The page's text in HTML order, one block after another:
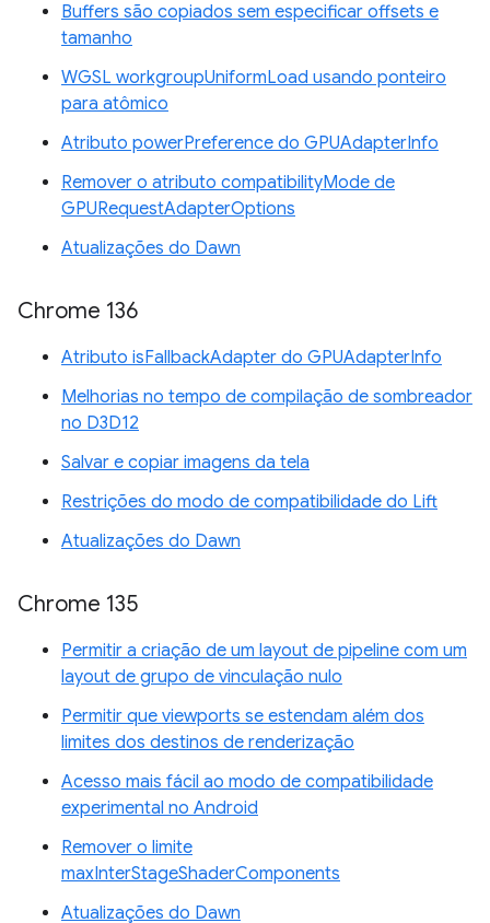
Buffers são copiados sem especificar offsets e
tamanho
WGSL workgroupUniformLoad usando ponteiro
para atômico
Atributo powerPreference do GPUAdapterInfo
Remover o atributo compatibilityMode de
GPURequestAdapterOptions
Atualizações do Dawn
Chrome 136
Atributo isFallbackAdapter do GPUAdapterInfo
Melhorias no tempo de compilação de sombreador
no D3D12
Salvar e copiar imagens da tela
Restrições do modo de compatibilidade do Lift
Atualizações do Dawn
Chrome 135
Permitir a criação de um layout de pipeline com um
layout de grupo de vinculação nulo
Permitir que viewports se estendam além dos
limites dos destinos de renderização
Acesso mais fácil ao modo de compatibilidade
experimental no Android
Remover o limite
maxInterStageShaderComponents
Atualizações do Dawn